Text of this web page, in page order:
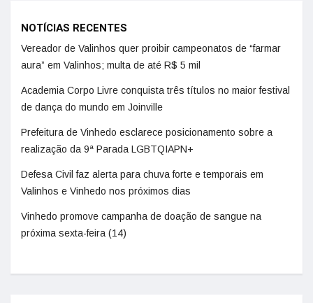
NOTÍCIAS RECENTES
Vereador de Valinhos quer proibir campeonatos de “farmar
aura” em Valinhos; multa de até R$ 5 mil
Academia Corpo Livre conquista três títulos no maior festival
de dança do mundo em Joinville
Prefeitura de Vinhedo esclarece posicionamento sobre a
realização da 9ª Parada LGBTQIAPN+
Defesa Civil faz alerta para chuva forte e temporais em
Valinhos e Vinhedo nos próximos dias
Vinhedo promove campanha de doação de sangue na
próxima sexta-feira (14)